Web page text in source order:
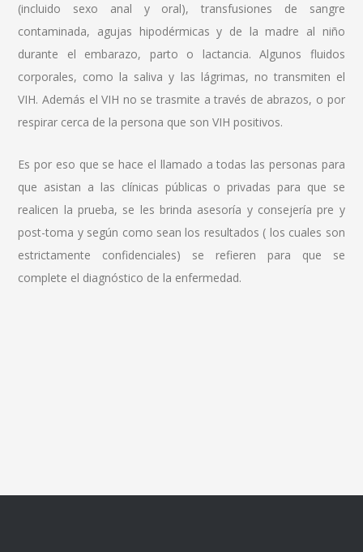
(incluido sexo anal y oral), transfusiones de sangre
contaminada, agujas hipodérmicas y de la madre al niño
durante el embarazo, parto o lactancia. Algunos fluidos
corporales, como la saliva y las lágrimas, no transmiten el
VIH. Además el VIH no se trasmite a través de abrazos, o por
respirar cerca de la persona que son VIH positivos.
Es por eso que se hace el llamado a todas las personas para
que asistan a las clínicas públicas o privadas para que se
realicen la prueba, se les brinda asesoría y consejería pre y
post-toma y según como sean los resultados ( los cuales son
estrictamente confidenciales) se refieren para que se
complete el diagnóstico de la enfermedad.